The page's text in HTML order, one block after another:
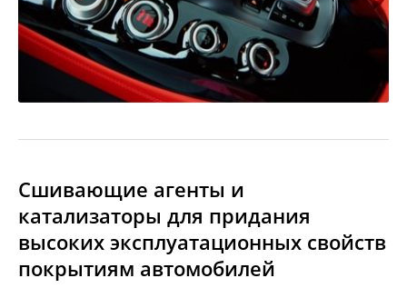
Сшивающие агенты и
катализаторы для придания
высоких эксплуатационных свойств
покрытиям автомобилей